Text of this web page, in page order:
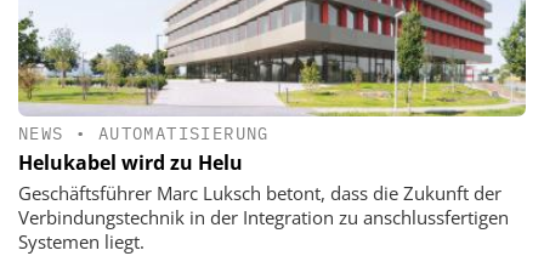
NEWS • AUTOMATISIERUNG
Helukabel wird zu Helu
Geschäftsführer Marc Luksch betont, dass die Zukunft der
Verbindungstechnik in der Integration zu anschlussfertigen
Systemen liegt.